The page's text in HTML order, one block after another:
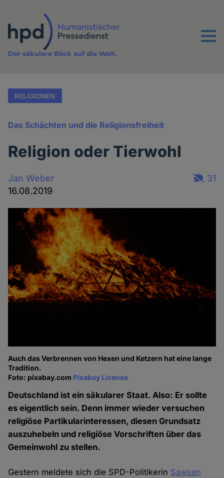
Inhalt
Menu
Der säkulare Blick auf die Welt.
RELIGIONEN
Das Schächten und die Religionsfreiheit
Religion oder Tierwohl
Jan Weber
16.08.2019
31
Auch das Verbrennen von Hexen und Ketzern hat eine lange
Tradition.
Foto: pixabay.com Pixabay License
Deutschland ist ein säkularer Staat. Also: Er sollte
es eigentlich sein. Denn immer wieder versuchen
religiöse Partikularinteressen, diesen Grundsatz
auszuhebeln und religiöse Vorschriften über das
Gemeinwohl zu stellen.
Gestern meldete sich die SPD-Politikerin Sawsan